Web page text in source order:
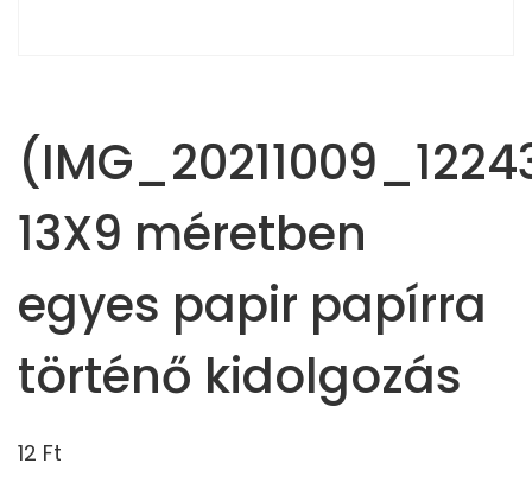
13X9 méretben
egyes papir papírra
történő kidolgozás
12 Ft